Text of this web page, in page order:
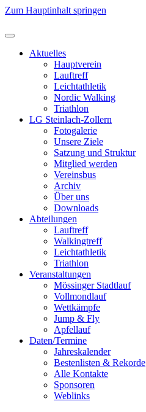
Zum Hauptinhalt springen
Aktuelles
Hauptverein
Lauftreff
Leichtathletik
Nordic Walking
Triathlon
LG Steinlach-Zollern
Fotogalerie
Unsere Ziele
Satzung und Struktur
Mitglied werden
Vereinsbus
Archiv
Über uns
Downloads
Abteilungen
Lauftreff
Walkingtreff
Leichtathletik
Triathlon
Veranstaltungen
Mössinger Stadtlauf
Vollmondlauf
Wettkämpfe
Jump & Fly
Apfellauf
Daten/Termine
Jahreskalender
Bestenlisten & Rekorde
Alle Kontakte
Sponsoren
Weblinks